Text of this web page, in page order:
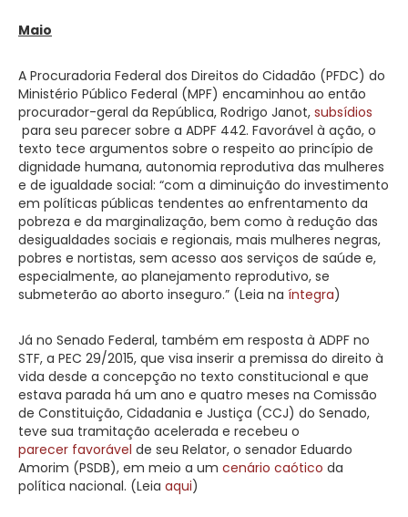
Maio
A Procuradoria Federal dos Direitos do Cidadão (PFDC) do
Ministério Público Federal (MPF) encaminhou ao então
procurador-geral da República, Rodrigo Janot, subsídios
para seu parecer sobre a ADPF 442. Favorável à ação, o
texto tece argumentos sobre o respeito ao princípio de
dignidade humana, autonomia reprodutiva das mulheres
e de igualdade social: “com a diminuição do investimento
em políticas públicas tendentes ao enfrentamento da
pobreza e da marginalização, bem como à redução das
desigualdades sociais e regionais, mais mulheres negras,
pobres e nortistas, sem acesso aos serviços de saúde e,
especialmente, ao planejamento reprodutivo, se
submeterão ao aborto inseguro.” (Leia na íntegra)
Já no Senado Federal, também em resposta à ADPF no
STF, a PEC 29/2015, que visa inserir a premissa do direito à
vida desde a concepção no texto constitucional e que
estava parada há um ano e quatro meses na Comissão
de Constituição, Cidadania e Justiça (CCJ) do Senado,
teve sua tramitação acelerada e recebeu o
parecer favorável de seu Relator, o senador Eduardo
Amorim (PSDB), em meio a um cenário caótico da
política nacional. (Leia aqui)